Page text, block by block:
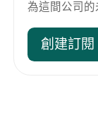
為這間公司
創建訂閱